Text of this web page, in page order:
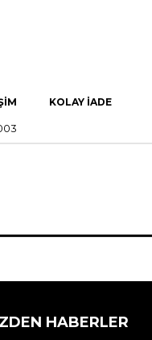
KOLAY İADE
HABERLER